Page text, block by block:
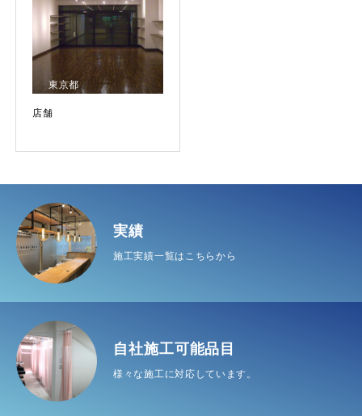
店舗
東京都
実績
施工実績一覧はこちらから
自社施工可能品目
様々な施工に対応しています。